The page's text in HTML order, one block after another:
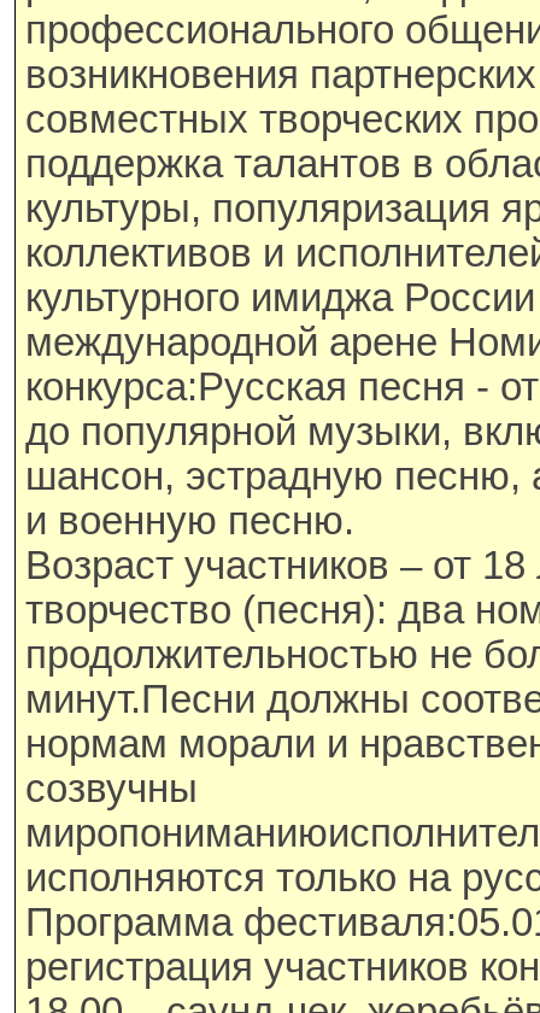
профессионального
возникновения
совместных творческих
поддержка талантов в
культуры, популяризация
коллективов и
культурного имиджа
международной арене
конкурса:Русская песня -
до популярной музыки,
шансон, эстрадную песню,
и военную песню.
Возраст участников – от
творчество (песня): два
продолжительностью не
минут.Песни должны
нормам морали и
созвучны
исполняются только на
Программа
регистрация участников